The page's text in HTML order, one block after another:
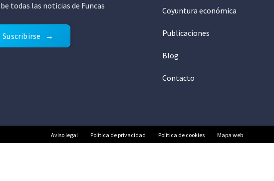
todas las noticias de Funcas
Suscribirse
Coyuntura económica
Publicaciones
Blog
Contacto
Aviso legal Política de privacidad Política de cookies Mapa web